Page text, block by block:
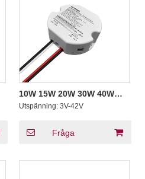
10W 15W 20W 30W 40W
50W Triac dimbar LED-
drivrutin Konstant ström
Utspänning: 3V-42V
Fråga